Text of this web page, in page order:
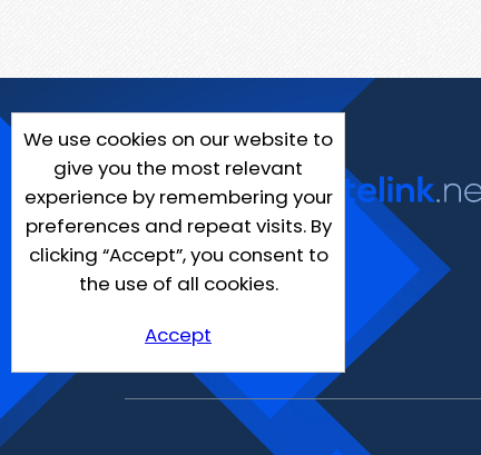
We use cookies on our website to
give you the most relevant
experience by remembering your
preferences and repeat visits. By
clicking “Accept”, you consent to
the use of all cookies.
Accept